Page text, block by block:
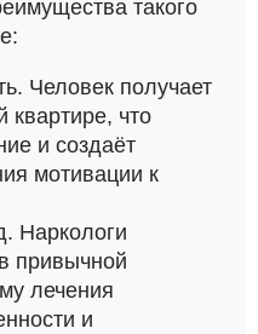
такого
Человек получает
квартире, что
и создаёт
мотивации к
Наркологи
привычной
лечения
и